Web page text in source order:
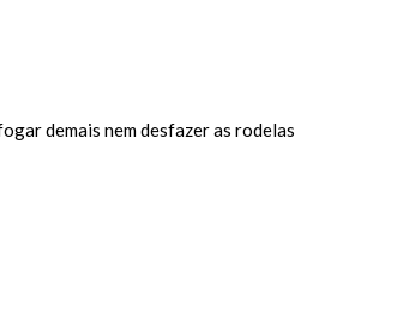
demais nem desfazer as rodelas